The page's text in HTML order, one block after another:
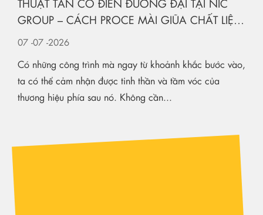
Có những công trình mà ngay từ khoảnh khắc bước vào,
ta có thể cảm nhận được tinh thần và tầm vóc của
thương hiệu phía sau nó. Không cần...